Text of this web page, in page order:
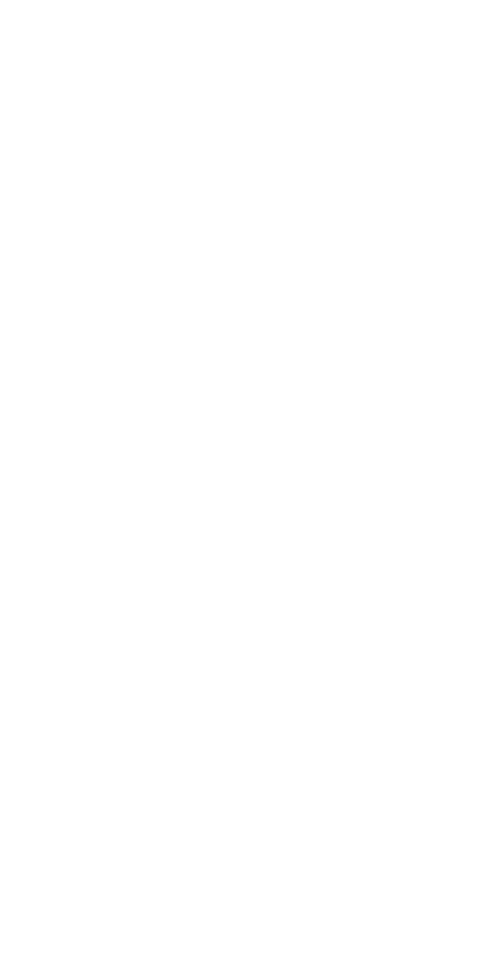
了承ください。
き作成されるも
をご了承くださ
御機器販売店・
ズにご登録され
品に未対応品が
年1月12日よ
) : 1000ppm、
、
ない年数を意
可)を取得する
要な手段を講じ
これらの製造装
通知します。
、取り引きをい
ムロン制御